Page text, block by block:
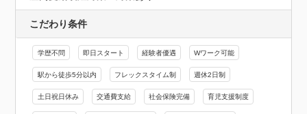
こだわり条件
学歴不問 即日スタート 経験者優遇 Wワーク可能
駅から徒歩5分以内 フレックスタイム制 週休2日制
土日祝日休み 交通費支給 社会保険完備 育児支援制度